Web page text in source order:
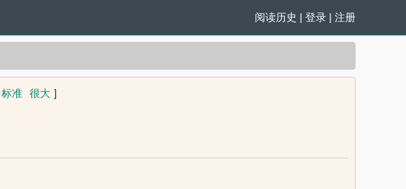
阅读历史 | 登录 | 注册
标准 很大 ]